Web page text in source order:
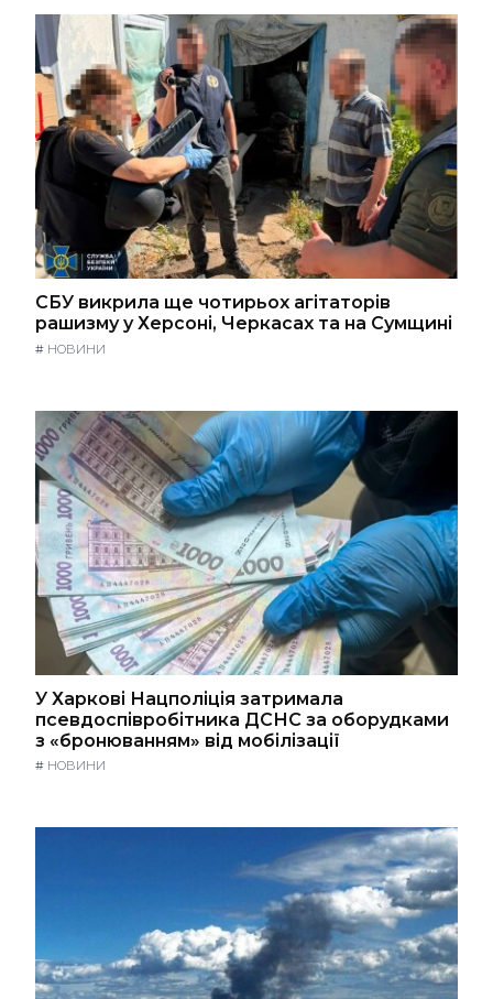
СБУ викрила ще чотирьох агітаторів
рашизму у Херсоні, Черкасах та на Сумщині
# НОВИНИ
У Харкові Нацполіція затримала
псевдоспівробітника ДСНС за оборудками
з «бронюванням» від мобілізації
# НОВИНИ